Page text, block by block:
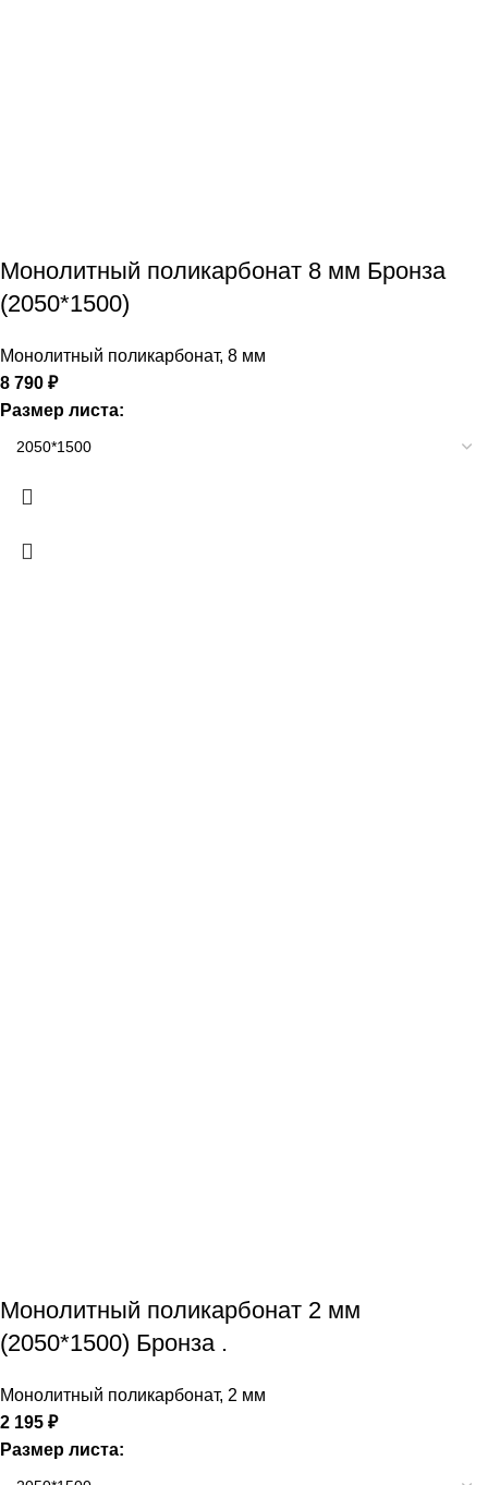
Монолитный поликарбонат 8 мм Бронза
(2050*1500)
Монолитный поликарбонат, 8 мм
8 790 ₽
Размер листа:
Монолитный поликарбонат 2 мм
(2050*1500) Бронза .
Монолитный поликарбонат, 2 мм
2 195 ₽
Размер листа: